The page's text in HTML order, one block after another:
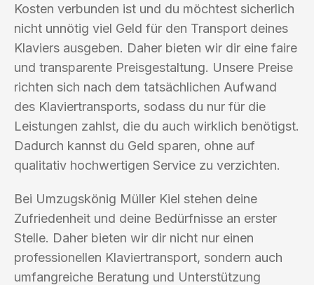
Kosten verbunden ist und du möchtest sicherlich
nicht unnötig viel Geld für den Transport deines
Klaviers ausgeben. Daher bieten wir dir eine faire
und transparente Preisgestaltung. Unsere Preise
richten sich nach dem tatsächlichen Aufwand
des Klaviertransports, sodass du nur für die
Leistungen zahlst, die du auch wirklich benötigst.
Dadurch kannst du Geld sparen, ohne auf
qualitativ hochwertigen Service zu verzichten.
Bei Umzugskönig Müller Kiel stehen deine
Zufriedenheit und deine Bedürfnisse an erster
Stelle. Daher bieten wir dir nicht nur einen
professionellen Klaviertransport, sondern auch
umfangreiche Beratung und Unterstützung